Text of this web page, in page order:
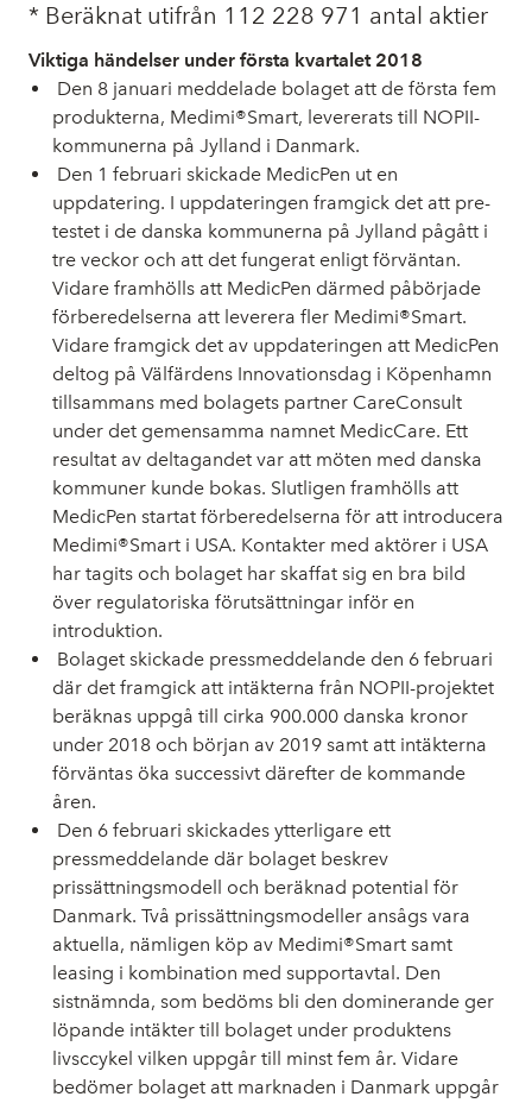
* Beräknat utifrån 112 228 971 antal aktier
Viktiga händelser under första kvartalet 2018
Den 8 januari meddelade bolaget att de första fem
produkterna, Medimi®Smart, levererats till NOPII-
kommunerna på Jylland i Danmark.
Den 1 februari skickade MedicPen ut en
uppdatering. I uppdateringen framgick det att pre-
testet i de danska kommunerna på Jylland pågått i
tre veckor och att det fungerat enligt förväntan.
Vidare framhölls att MedicPen därmed påbörjade
förberedelserna att leverera fler Medimi®Smart.
Vidare framgick det av uppdateringen att MedicPen
deltog på Välfärdens Innovationsdag i Köpenhamn
tillsammans med bolagets partner CareConsult
under det gemensamma namnet MedicCare. Ett
resultat av deltagandet var att möten med danska
kommuner kunde bokas. Slutligen framhölls att
MedicPen startat förberedelserna för att introducera
Medimi®Smart i USA. Kontakter med aktörer i USA
har tagits och bolaget har skaffat sig en bra bild
över regulatoriska förutsättningar inför en
introduktion.
Bolaget skickade pressmeddelande den 6 februari
där det framgick att intäkterna från NOPII-projektet
beräknas uppgå till cirka 900.000 danska kronor
under 2018 och början av 2019 samt att intäkterna
förväntas öka successivt därefter de kommande
åren.
Den 6 februari skickades ytterligare ett
pressmeddelande där bolaget beskrev
prissättningsmodell och beräknad potential för
Danmark. Två prissättningsmodeller ansågs vara
aktuella, nämligen köp av Medimi®Smart samt
leasing i kombination med supportavtal. Den
sistnämnda, som bedöms bli den dominerande ger
löpande intäkter till bolaget under produktens
livsccykel vilken uppgår till minst fem år. Vidare
bedömer bolaget att marknaden i Danmark uppgår